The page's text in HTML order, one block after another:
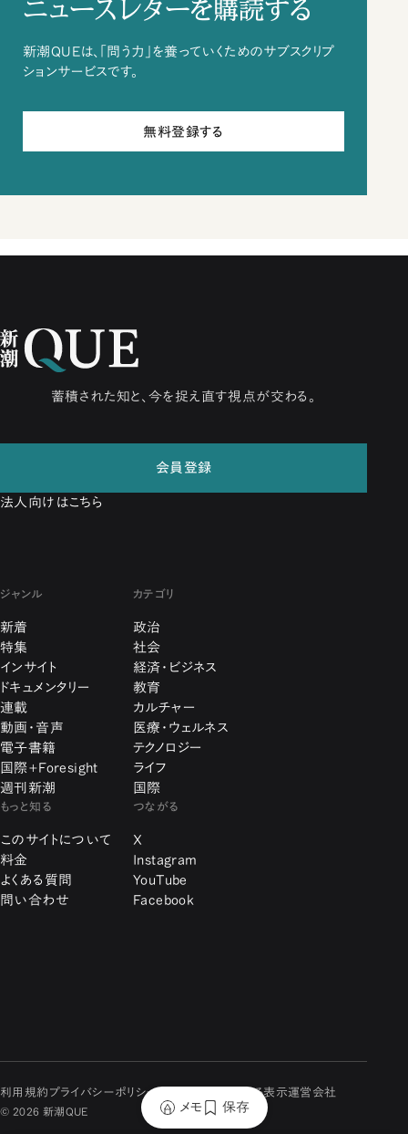
ニュースレターを購読する
新潮QUEは、「問う力」を養っていくためのサブスクリプ
ションサービスです。
無料登録する
蓄積された知と、今を捉え直す視点が交わる。
会員登録
法人向けはこちら
ジャンル
新着
特集
インサイト
ドキュメンタリー
連載
動画・音声
電子書籍
国際+Foresight
週刊新潮
カテゴリ
政治
社会
経済・ビジネス
教育
カルチャー
医療・ウェルネス
テクノロジー
ライフ
国際
もっと知る
このサイトについて
料金
よくある質問
問い合わせ
つながる
X
Instagram
YouTube
Facebook
利用規約 プライバシーポリシー 特定商取引に関する表示運営会社
© 2026 新潮QUE メモ 保存